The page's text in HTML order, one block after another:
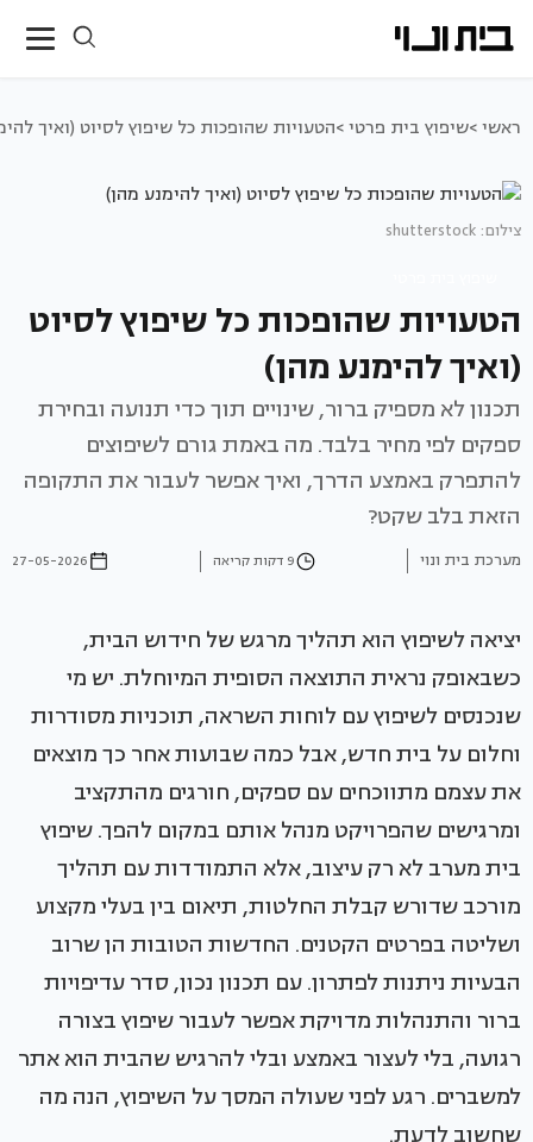
ראשי >שיפוץ בית פרטי >הטעויות שהופכות כל שיפוץ לסיוט (ואיך
צילום: shutterstock
הטעויות שהופכות כל שיפוץ לסיוט
(ואיך להימנע מהן)
תכנון לא מספיק ברור, שינויים תוך כדי תנועה ובחירת
ספקים לפי מחיר בלבד. מה באמת גורם לשיפוצים
להתפרק באמצע הדרך, ואיך אפשר לעבור את התקופה
הזאת בלב שקט?
מערכת בית ונוי 9 דקות קריאה 27-05-2026
יציאה לשיפוץ הוא תהליך מרגש של חידוש הבית,
כשבאופק נראית התוצאה הסופית המיוחלת. יש מי
שנכנסים לשיפוץ עם לוחות השראה, תוכניות מסודרות
וחלום על בית חדש, אבל כמה שבועות אחר כך מוצאים
את עצמם מתווכחים עם ספקים, חורגים מהתקציב
ומרגישים שהפרויקט מנהל אותם במקום להפך. שיפוץ
בית מערב לא רק עיצוב, אלא התמודדות עם תהליך
מורכב שדורש קבלת החלטות, תיאום בין בעלי מקצוע
ושליטה בפרטים הקטנים. החדשות הטובות הן שרוב
הבעיות ניתנות לפתרון. עם תכנון נכון, סדר עדיפויות
ברור והתנהלות מדויקת אפשר לעבור שיפוץ בצורה
רגועה, בלי לעצור באמצע ובלי להרגיש שהבית הוא אתר
למשברים. רגע לפני שעולה המסך על השיפוץ, הנה מה
שחשוב לדעת.